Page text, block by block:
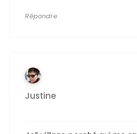
Répondre
Justine